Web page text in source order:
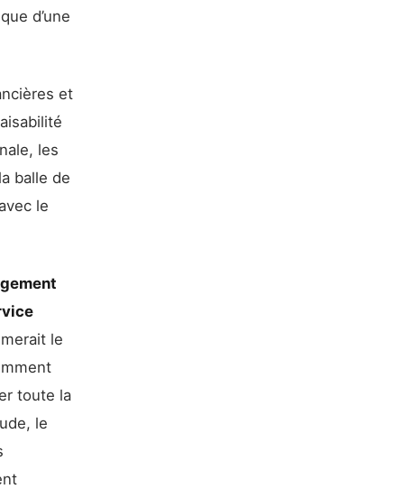
d’une
et
les
balle de
le
le
toute la
le